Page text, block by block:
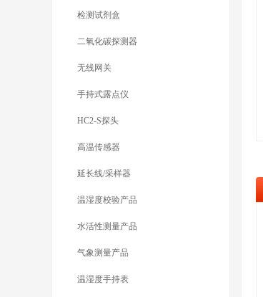
检测试剂盒
二氧化碳探测器
无线网关
手持式露点仪
HC2-S探头
高温传感器
延长线/采样器
温湿度校验产品
水活性测量产品
气象测量产品
温湿度手持表